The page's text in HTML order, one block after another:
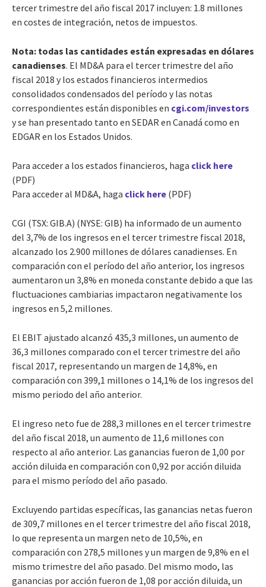
tercer trimestre del año fiscal 2017 incluyen: 1.8 millones
en costes de integración, netos de impuestos.
Nota: todas las cantidades están expresadas en dólares
canadienses. El MD&A para el tercer trimestre del año
fiscal 2018 y los estados financieros intermedios
consolidados condensados del período y las notas
correspondientes están disponibles en cgi.com/investors
y se han presentado tanto en SEDAR en Canadá como en
EDGAR en los Estados Unidos.
Para acceder a los estados financieros, haga click here
(PDF)
Para acceder al MD&A, haga click here (PDF)
CGI (TSX: GIB.A) (NYSE: GIB) ha informado de un aumento
del 3,7% de los ingresos en el tercer trimestre fiscal 2018,
alcanzado los 2.900 millones de dólares canadienses. En
comparación con el período del año anterior, los ingresos
aumentaron un 3,8% en moneda constante debido a que las
fluctuaciones cambiarias impactaron negativamente los
ingresos en 5,2 millones.
El EBIT ajustado alcanzó 435,3 millones, un aumento de
36,3 millones comparado con el tercer trimestre del año
fiscal 2017, representando un margen de 14,8%, en
comparación con 399,1 millones o 14,1% de los ingresos del
mismo periodo del año anterior.
El ingreso neto fue de 288,3 millones en el tercer trimestre
del año fiscal 2018, un aumento de 11,6 millones con
respecto al año anterior. Las ganancias fueron de 1,00 por
acción diluida en comparación con 0,92 por acción diluida
para el mismo período del año pasado.
Excluyendo partidas específicas, las ganancias netas fueron
de 309,7 millones en el tercer trimestre del año fiscal 2018,
lo que representa un margen neto de 10,5%, en
comparación con 278,5 millones y un margen de 9,8% en el
mismo trimestre del año pasado. Del mismo modo, las
ganancias por acción fueron de 1,08 por acción diluida, un